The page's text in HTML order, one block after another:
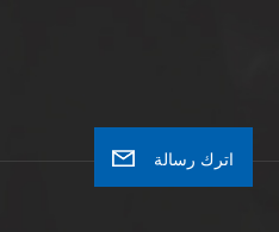
اترك رسالة